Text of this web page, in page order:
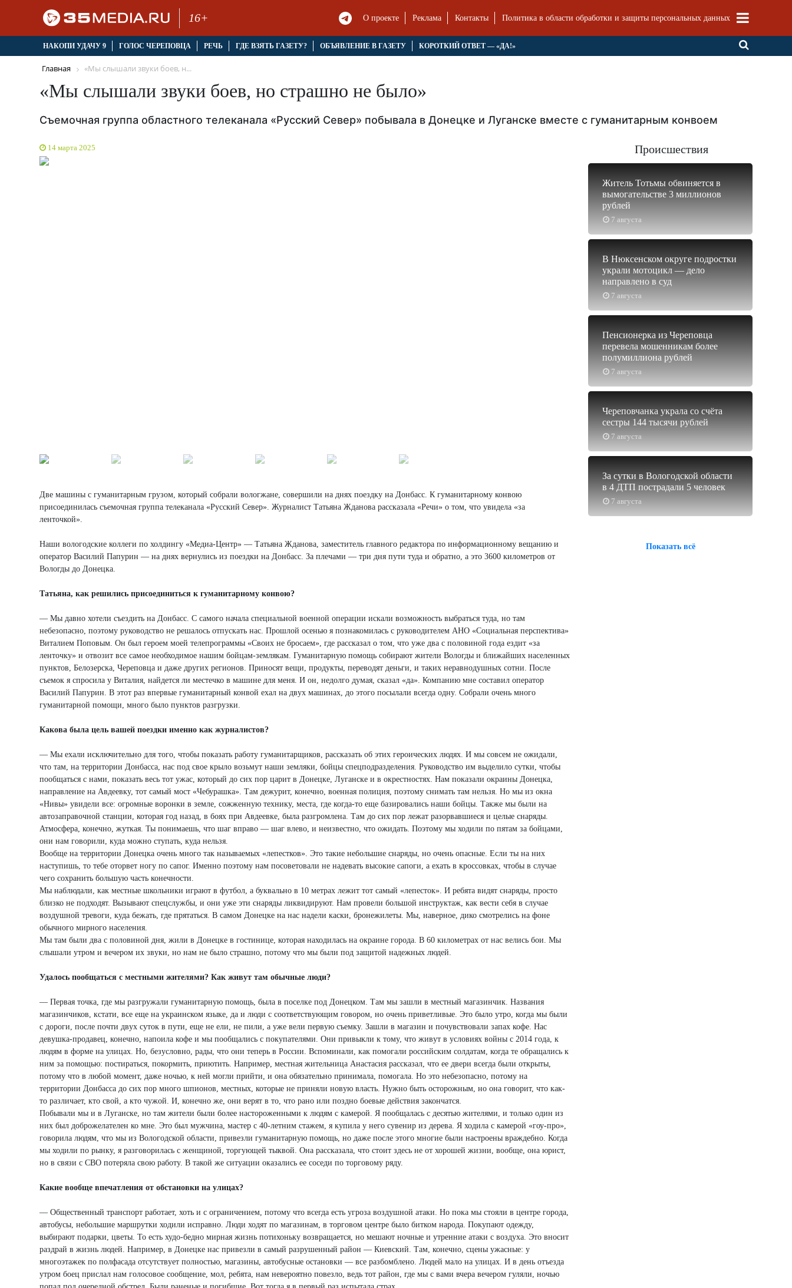
16+ О проекте Реклама Контакты Политика в области обработки и защиты персональных данных
НАКОПИ УДАЧУ 9 ГОЛОС ЧЕРЕПОВЦА РЕЧЬ ГДЕ ВЗЯТЬ ГАЗЕТУ? ОБЪЯВЛЕНИЕ В ГАЗЕТУ КОРОТКИЙ ОТВЕТ — «ДА!»
Главная «Мы слышали звуки боев, н...
«Мы слышали звуки боев, но страшно не было»
Съемочная группа областного телеканала «Русский Север» побывала в Донецке и Луганске вместе с гуманитарным конвоем
14 марта 2025
Две машины с гуманитарным грузом, который собрали вологжане, совершили на днях поездку на Донбасс. К гуманитарному конвою
присоединилась съемочная группа телеканала «Русский Север». Журналист Татьяна Жданова рассказала «Речи» о том, что увидела «за
ленточкой».
Наши вологодские коллеги по холдингу «Медиа-Центр» — Татьяна Жданова, заместитель главного редактора по информационному вещанию и
оператор Василий Папурин — на днях вернулись из поездки на Донбасс. За плечами — три дня пути туда и обратно, а это 3600 километров от
Вологды до Донецка.
Татьяна, как решились присоединиться к гуманитарному конвою?
— Мы давно хотели съездить на Донбасс. С самого начала специальной военной операции искали возможность выбраться туда, но там
небезопасно, поэтому руководство не решалось отпускать нас. Прошлой осенью я познакомилась с руководителем АНО «Социальная перспектива»
Виталием Поповым. Он был героем моей телепрограммы «Своих не бросаем», где рассказал о том, что уже два с половиной года ездит «за
ленточку» и отвозит все самое необходимое нашим бойцам-землякам. Гуманитарную помощь собирают жители Вологды и ближайших населенных
пунктов, Белозерска, Череповца и даже других регионов. Приносят вещи, продукты, переводят деньги, и таких неравнодушных сотни. После
съемок я спросила у Виталия, найдется ли местечко в машине для меня. И он, недолго думая, сказал «да». Компанию мне составил оператор
Василий Папурин. В этот раз впервые гуманитарный конвой ехал на двух машинах, до этого посылали всегда одну. Собрали очень много
гуманитарной помощи, много было пунктов разгрузки.
Какова была цель вашей поездки именно как журналистов?
— Мы ехали исключительно для того, чтобы показать работу гуманитарщиков, рассказать об этих героических людях. И мы совсем не ожидали,
что там, на территории Донбасса, нас под свое крыло возьмут наши земляки, бойцы спецподразделения. Руководство им выделило сутки, чтобы
пообщаться с нами, показать весь тот ужас, который до сих пор царит в Донецке, Луганске и в окрестностях. Нам показали окраины Донецка,
направление на Авдеевку, тот самый мост «Чебурашка». Там дежурит, конечно, военная полиция, поэтому снимать там нельзя. Но мы из окна
«Нивы» увидели все: огромные воронки в земле, сожженную технику, места, где когда-то еще базировались наши бойцы. Также мы были на
автозаправочной станции, которая год назад, в боях при Авдеевке, была разгромлена. Там до сих пор лежат разорвавшиеся и целые снаряды.
Атмосфера, конечно, жуткая. Ты понимаешь, что шаг вправо — шаг влево, и неизвестно, что ожидать. Поэтому мы ходили по пятам за бойцами,
они нам говорили, куда можно ступать, куда нельзя.
Вообще на территории Донецка очень много так называемых «лепестков». Это такие небольшие снаряды, но очень опасные. Если ты на них
наступишь, то тебе оторвет ногу по сапог. Именно поэтому нам посоветовали не надевать высокие сапоги, а ехать в кроссовках, чтобы в случае
чего сохранить большую часть конечности.
Мы наблюдали, как местные школьники играют в футбол, а буквально в 10 метрах лежит тот самый «лепесток». И ребята видят снаряды, просто
близко не подходят. Вызывают спецслужбы, и они уже эти снаряды ликвидируют. Нам провели большой инструктаж, как вести себя в случае
воздушной тревоги, куда бежать, где прятаться. В самом Донецке на нас надели каски, бронежилеты. Мы, наверное, дико смотрелись на фоне
обычного мирного населения.
Мы там были два с половиной дня, жили в Донецке в гостинице, которая находилась на окраине города. В 60 километрах от нас велись бои. Мы
слышали утром и вечером их звуки, но нам не было страшно, потому что мы были под защитой надежных людей.
Удалось пообщаться с местными жителями? Как живут там обычные люди?
— Первая точка, где мы разгружали гуманитарную помощь, была в поселке под Донецком. Там мы зашли в местный магазинчик. Названия
магазинчиков, кстати, все еще на украинском языке, да и люди с соответствующим говором, но очень приветливые. Это было утро, когда мы были
с дороги, после почти двух суток в пути, еще не ели, не пили, а уже вели первую съемку. Зашли в магазин и почувствовали запах кофе. Нас
девушка-продавец, конечно, напоила кофе и мы пообщались с покупателями. Они привыкли к тому, что живут в условиях войны с 2014 года, к
людям в форме на улицах. Но, безусловно, рады, что они теперь в России. Вспоминали, как помогали российским солдатам, когда те обращались к
ним за помощью: постираться, покормить, приютить. Например, местная жительница Анастасия рассказал, что ее двери всегда были открыты,
потому что в любой момент, даже ночью, к ней могли прийти, и она обязательно принимала, помогала. Но это небезопасно, потому на
территории Донбасса до сих пор много шпионов, местных, которые не приняли новую власть. Нужно быть осторожным, но она говорит, что как-
то различает, кто свой, а кто чужой. И, конечно же, они верят в то, что рано или поздно боевые действия закончатся.
Побывали мы и в Луганске, но там жители были более настороженными к людям с камерой. Я пообщалась с десятью жителями, и только один из
них был доброжелателен ко мне. Это был мужчина, мастер с 40-летним стажем, я купила у него сувенир из дерева. Я ходила с камерой «гоу-про»,
говорила людям, что мы из Вологодской области, привезли гуманитарную помощь, но даже после этого многие были настроены враждебно. Когда
мы ходили по рынку, я разговорилась с женщиной, торгующей тыквой. Она рассказала, что стоит здесь не от хорошей жизни, вообще, она юрист,
но в связи с СВО потеряла свою работу. В такой же ситуации оказались ее соседи по торговому ряду.
Какие вообще впечатления от обстановки на улицах?
— Общественный транспорт работает, хоть и с ограничением, потому что всегда есть угроза воздушной атаки. Но пока мы стояли в центре города,
автобусы, небольшие маршрутки ходили исправно. Люди ходят по магазинам, в торговом центре было битком народа. Покупают одежду,
выбирают подарки, цветы. То есть худо-бедно мирная жизнь потихоньку возвращается, но мешают ночные и утренние атаки с воздуха. Это вносит
раздрай в жизнь людей. Например, в Донецке нас привезли в самый разрушенный район — Киевский. Там, конечно, сцены ужасные: у
многоэтажек по полфасада отсутствует полностью, магазины, автобусные остановки — все разбомблено. Людей мало на улицах. И в день отъезда
утром боец прислал нам голосовое сообщение, мол, ребята, нам невероятно повезло, ведь тот район, где мы с вами вчера вечером гуляли, ночью
Происшествия
7 августа
Житель Тотьмы обвиняется в
вымогательстве 3 миллионов
рублей
7 августа
В Нюксенском округе подростки
украли мотоцикл — дело
направлено в суд
7 августа
Пенсионерка из Череповца
перевела мошенникам более
полумиллиона рублей
7 августа
Череповчанка украла со счёта
сестры 144 тысячи рублей
7 августа
За сутки в Вологодской области
в 4 ДТП пострадали 5 человек
Показать всё